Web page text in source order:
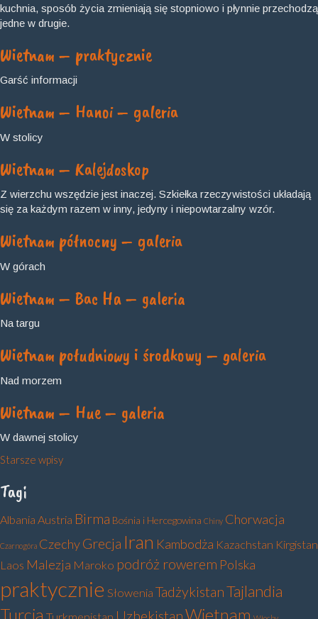
kuchnia, sposób życia zmieniają się stopniowo i płynnie przechodzą
jedne w drugie.
Wietnam – praktycznie
Garść informacji
Wietnam – Hanoi – galeria
W stolicy
Wietnam – Kalejdoskop
Z wierzchu wszędzie jest inaczej. Szkiełka rzeczywistości układają
się za każdym razem w inny, jedyny i niepowtarzalny wzór.
Wietnam północny – galeria
W górach
Wietnam – Bac Ha – galeria
Na targu
Wietnam południowy i środkowy – galeria
Nad morzem
Wietnam – Hue – galeria
W dawnej stolicy
Nawigacja
po
wpisach
Starsze wpisy
Tagi
Albania Austria Birma Bośnia i Hercegowina Chiny Chorwacja
Czarnogóra CzechyGrecja Iran Kambodża Kazachstan Kirgistan
Laos Malezja Maroko podróż rowerem Polska
praktycznie Słowenia TadżykistanTajlandia
Turcja Wietnam